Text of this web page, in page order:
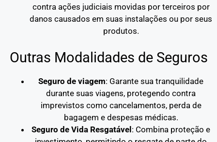
contra ações judiciais movidas por terceiros por
danos causados em suas instalações ou por seus
produtos.
Outras Modalidades de Seguros
Seguro de viagem: Garante sua tranquilidade
durante suas viagens, protegendo contra
imprevistos como cancelamentos, perda de
bagagem e despesas médicas.
Seguro de Vida Resgatável : Combina proteção e